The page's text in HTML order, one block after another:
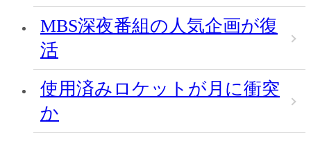
MBS深夜番組の人気企画が復
活
使用済みロケットが月に衝突
か